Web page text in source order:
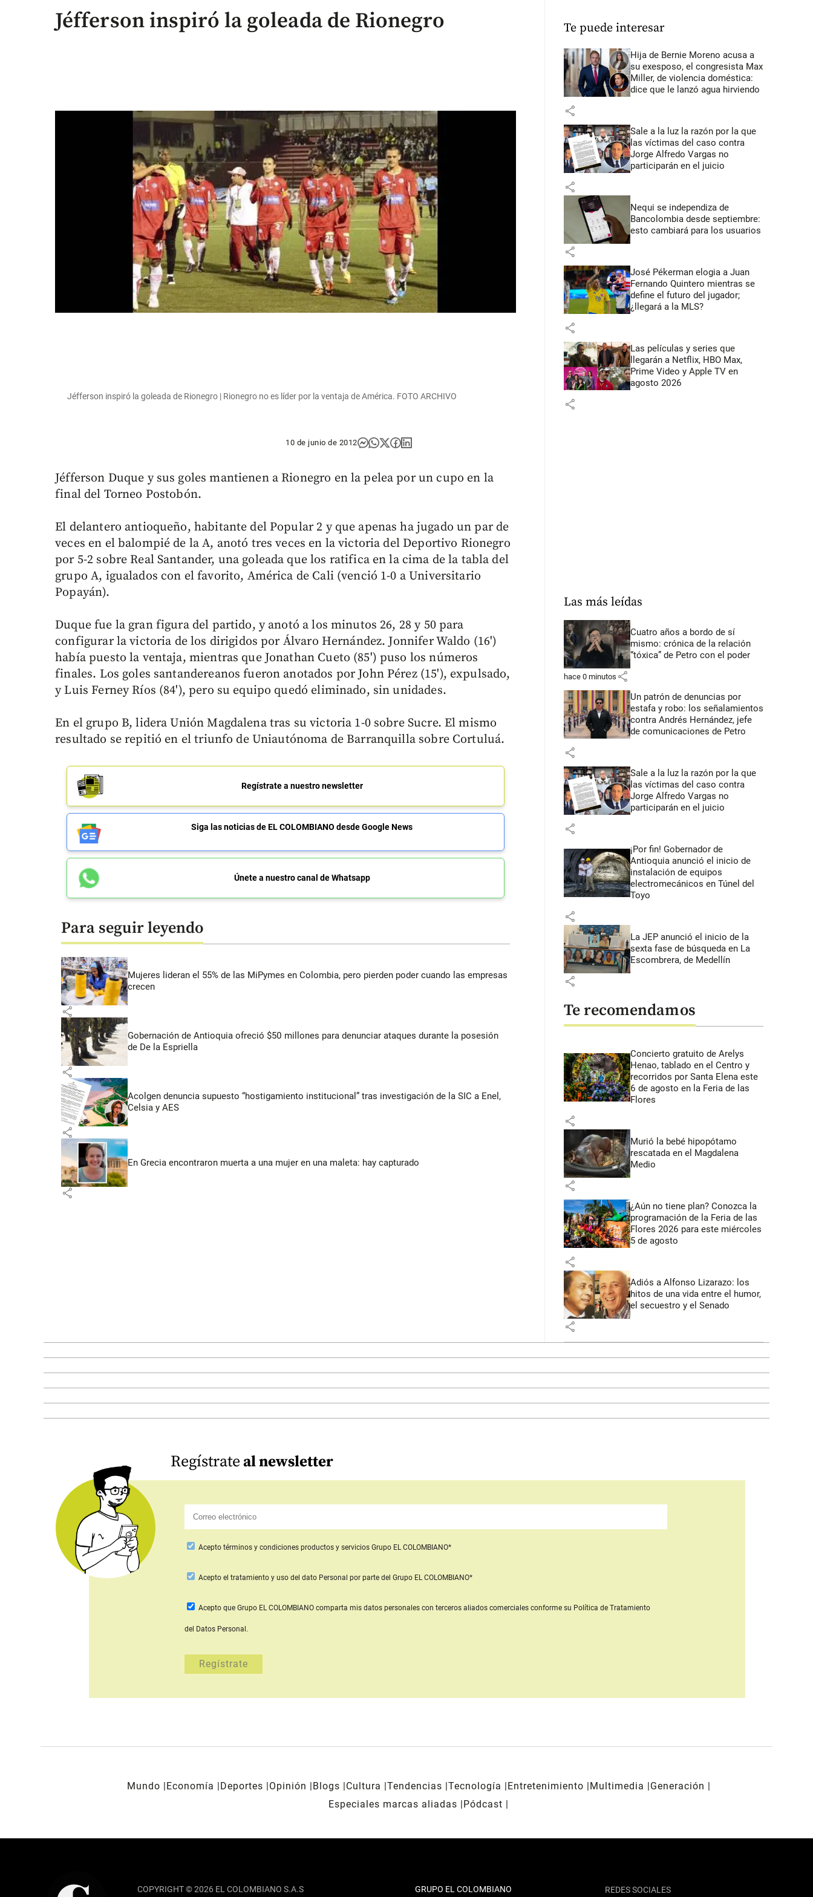
Jéfferson inspiró la goleada de Rionegro
Jéfferson inspiró la goleada de Rionegro | Rionegro no es líder por la ventaja de América. FOTO ARCHIVO
10 de junio de 2012
Jéfferson Duque y sus goles mantienen a Rionegro en la pelea por un cupo en la
final del Torneo Postobón.
El delantero antioqueño, habitante del Popular 2 y que apenas ha jugado un par de
veces en el balompié de la A, anotó tres veces en la victoria del Deportivo Rionegro
por 5-2 sobre Real Santander, una goleada que los ratifica en la cima de la tabla del
grupo A, igualados con el favorito, América de Cali (venció 1-0 a Universitario
Popayán).
Duque fue la gran figura del partido, y anotó a los minutos 26, 28 y 50 para
configurar la victoria de los dirigidos por Álvaro Hernández. Jonnifer Waldo (16')
había puesto la ventaja, mientras que Jonathan Cueto (85') puso los números
finales. Los goles santandereanos fueron anotados por John Pérez (15'), expulsado,
y Luis Ferney Ríos (84'), pero su equipo quedó eliminado, sin unidades.
En el grupo B, lidera Unión Magdalena tras su victoria 1-0 sobre Sucre. El mismo
resultado se repitió en el triunfo de Uniautónoma de Barranquilla sobre Cortuluá.
Regístrate a nuestro newsletter
Siga las noticias de EL COLOMBIANO desde Google News
Únete a nuestro canal de Whatsapp
Para seguir leyendo
Mujeres lideran el 55% de las MiPymes en Colombia, pero pierden poder cuando las empresas
crecen
share
Gobernación de Antioquia ofreció $50 millones para denunciar ataques durante la posesión
de De la Espriella
share
Acolgen denuncia supuesto “hostigamiento institucional” tras investigación de la SIC a Enel,
Celsia y AES
share
En Grecia encontraron muerta a una mujer en una maleta: hay capturado
share
Te puede interesar
Hija de Bernie Moreno acusa a
su exesposo, el congresista Max
Miller, de violencia doméstica:
dice que le lanzó agua hirviendo
share
Sale a la luz la razón por la que
las víctimas del caso contra
Jorge Alfredo Vargas no
participarán en el juicio
share
Nequi se independiza de
Bancolombia desde septiembre:
esto cambiará para los usuarios
share
José Pékerman elogia a Juan
Fernando Quintero mientras se
define el futuro del jugador;
¿llegará a la MLS?
share
Las películas y series que
llegarán a Netflix, HBO Max,
Prime Video y Apple TV en
agosto 2026
share
Las más leídas
Cuatro años a bordo de sí
mismo: crónica de la relación
“tóxica” de Petro con el poder
hace 0 minutos share
Un patrón de denuncias por
estafa y robo: los señalamientos
contra Andrés Hernández, jefe
de comunicaciones de Petro
share
Sale a la luz la razón por la que
las víctimas del caso contra
Jorge Alfredo Vargas no
participarán en el juicio
share
¡Por fin! Gobernador de
Antioquia anunció el inicio de
instalación de equipos
electromecánicos en Túnel del
Toyo
share
La JEP anunció el inicio de la
sexta fase de búsqueda en La
Escombrera, de Medellín
share
Te recomendamos
Concierto gratuito de Arelys
Henao, tablado en el Centro y
recorridos por Santa Elena este
6 de agosto en la Feria de las
Flores
share
Murió la bebé hipopótamo
rescatada en el Magdalena
Medio
share
¿Aún no tiene plan? Conozca la
programación de la Feria de las
Flores 2026 para este miércoles
5 de agosto
share
Adiós a Alfonso Lizarazo: los
hitos de una vida entre el humor,
el secuestro y el Senado
share
Regístrateal newsletter
Acepto términos y condiciones productos y servicios Grupo EL COLOMBIANO*
Aceptoel tratamiento y uso del dato Personal por parte del Grupo EL COLOMBIANO*
Acepto que Grupo EL COLOMBIANO comparta mis datos personales con terceros aliados comercialesconforme su Política de Tratamiento
del Datos Personal.
Mundo Economía Deportes Opinión Blogs Cultura Tendencias Tecnología Entretenimiento Multimedia
Generación
Especiales marcas aliadas
Pódcast
COPYRIGHT © 2026 EL COLOMBIANO S.A.S
GRUPO EL COLOMBIANO REDES SOCIALES